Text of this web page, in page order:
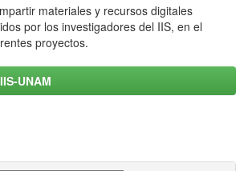
materiales y recursos digitales
por los investigadores del IIS, en el
proyectos.
UNAM